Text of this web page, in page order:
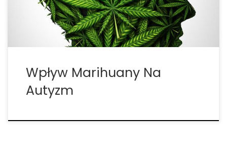
Meksyku, RPA, Urugwaju, a ostatnio na Malcie – […]
Wpływ Marihuany Na
Autyzm